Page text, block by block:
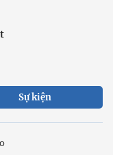
Sự kiện